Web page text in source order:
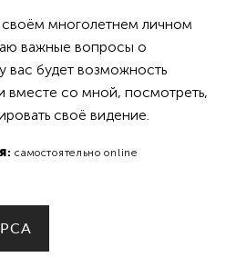
многолетнем личном
важные вопросы о
вас будет возможность
вместе со мной, посмотреть,
своё видение.
: самостоятельно online